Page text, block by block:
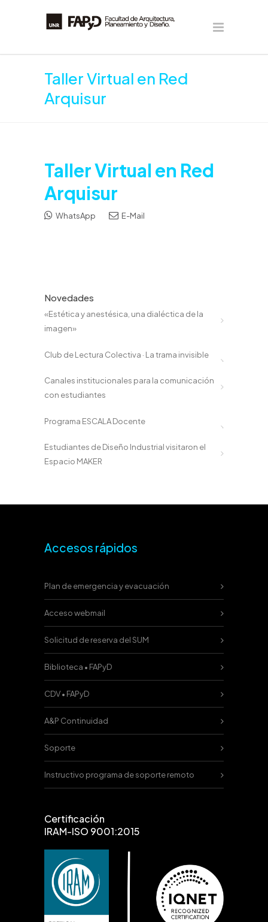
Taller Virtual en Red
Arquisur
Taller Virtual en Red
Arquisur
WhatsApp E-Mail
Novedades
«Estética y anestésica, una dialéctica de la
imagen»
Club de Lectura Colectiva · La trama invisible
Canales institucionales para la comunicación
con estudiantes
Programa ESCALA Docente
Estudiantes de Diseño Industrial visitaron el
Espacio MAKER
Accesos rápidos
Plan de emergencia y evacuación
Acceso webmail
Solicitud de reserva del SUM
Biblioteca • FAPyD
CDV • FAPyD
A&P Continuidad
Soporte
Instructivo programa de soporte remoto
Certificación
IRAM-ISO 9001:2015